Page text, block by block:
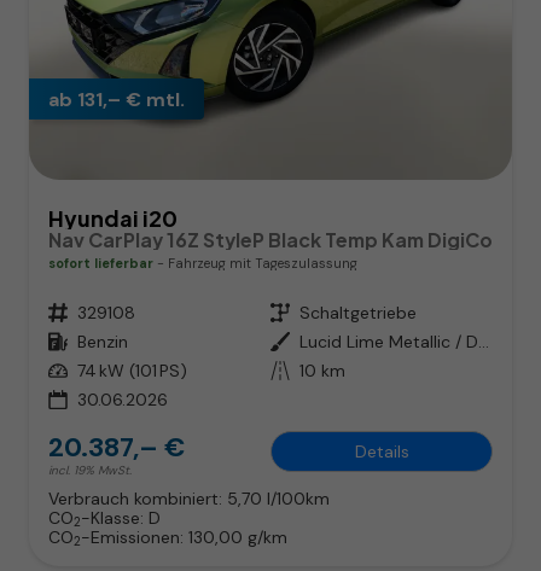
ab 131,– € mtl.
Hyundai i20
Nav CarPlay 16Z StyleP Black Temp Kam DigiCo
sofort lieferbar Fahrzeug mit Tageszulassung
Fahrzeugnr. 329108 Getriebe Schaltgetriebe
Kraftstoff Benzin Außenfarbe
Lucid Lime Metallic / Dachfarbe
Leistung 74 kW (101 PS) Kilometerstand 10 km
30.06.2026
20.387,– €
incl. 19% MwSt.
Details
Verbrauch kombiniert: 5,70 l/100km
CO2-Klasse: D
CO2-Emissionen: 130,00 g/km